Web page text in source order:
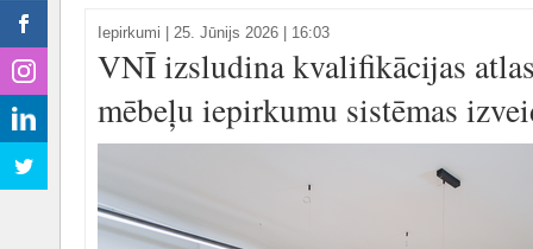
Iepirkumi 25. Jūnijs 2026 | 16:03
VNĪ izsludina kvalifikācijas
mēbeļu iepirkumu sistēmas